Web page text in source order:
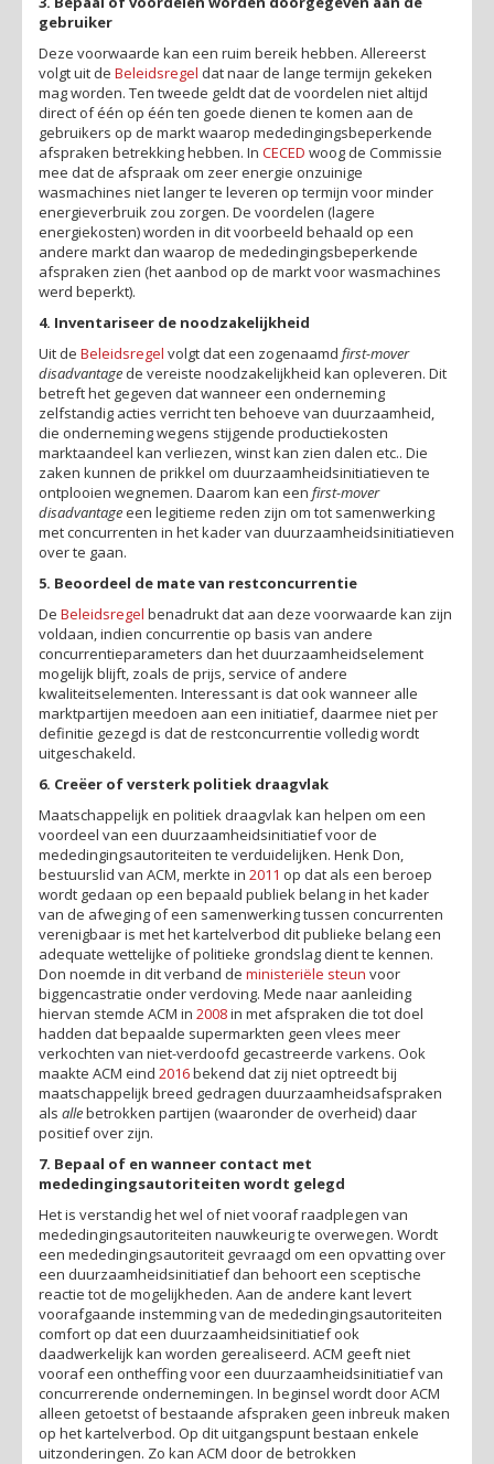
gebruiker
Deze voorwaarde kan een ruim bereik hebben. Allereerst
volgt uit de Beleidsregel dat naar de lange termijn gekeken
mag worden. Ten tweede geldt dat de voordelen niet altijd
direct of één op één ten goede dienen te komen aan de
gebruikers op de markt waarop mededingingsbeperkende
afspraken betrekking hebben. In CECED woog de Commissie
mee dat de afspraak om zeer energie onzuinige
wasmachines niet langer te leveren op termijn voor minder
energieverbruik zou zorgen. De voordelen (lagere
energiekosten) worden in dit voorbeeld behaald op een
andere markt dan waarop de mededingingsbeperkende
afspraken zien (het aanbod op de markt voor wasmachines
werd beperkt).
4. Inventariseer de noodzakelijkheid
Uit de Beleidsregel volgt dat een zogenaamd first-mover
disadvantage de vereiste noodzakelijkheid kan opleveren. Dit
betreft het gegeven dat wanneer een onderneming
zelfstandig acties verricht ten behoeve van duurzaamheid,
die onderneming wegens stijgende productiekosten
marktaandeel kan verliezen, winst kan zien dalen etc.. Die
zaken kunnen de prikkel om duurzaamheidsinitiatieven te
ontplooien wegnemen. Daarom kan een first-mover
disadvantageeen legitieme reden zijn om tot samenwerking
met concurrenten in het kader van duurzaamheidsinitiatieven
over te gaan.
5. Beoordeel de mate van restconcurrentie
De Beleidsregel benadrukt dat aan deze voorwaarde kan zijn
voldaan, indien concurrentie op basis van andere
concurrentieparameters dan het duurzaamheidselement
mogelijk blijft, zoals de prijs, service of andere
kwaliteitselementen. Interessant is dat ook wanneer alle
marktpartijen meedoen aan een initiatief, daarmee niet per
definitie gezegd is dat de restconcurrentie volledig wordt
uitgeschakeld.
6. Creëer of versterk politiek draagvlak
Maatschappelijk en politiek draagvlak kan helpen om een
voordeel van een duurzaamheidsinitiatief voor de
mededingingsautoriteiten te verduidelijken. Henk Don,
bestuurslid van ACM, merkte in 2011 op dat als een beroep
wordt gedaan op een bepaald publiek belang in het kader
van de afweging of een samenwerking tussen concurrenten
verenigbaar is met het kartelverbod dit publieke belang een
adequate wettelijke of politieke grondslag dient te kennen.
Don noemde in dit verband de ministeriële steun voor
biggencastratie onder verdoving. Mede naar aanleiding
hiervan stemde ACM in 2008in met afspraken die tot doel
hadden dat bepaalde supermarkten geen vlees meer
verkochten van niet-verdoofd gecastreerde varkens. Ook
maakte ACM eind 2016bekend dat zij niet optreedt bij
maatschappelijk breed gedragen duurzaamheidsafspraken
als allebetrokken partijen (waaronder de overheid) daar
positief over zijn.
7. Bepaal of en wanneer contact met
mededingingsautoriteiten wordt gelegd
Het is verstandig het wel of niet vooraf raadplegen van
mededingingsautoriteiten nauwkeurig te overwegen. Wordt
een mededingingsautoriteit gevraagd om een opvatting over
een duurzaamheidsinitiatief dan behoort een sceptische
reactie tot de mogelijkheden. Aan de andere kant levert
voorafgaande instemming van de mededingingsautoriteiten
comfort op dat een duurzaamheidsinitiatief ook
daadwerkelijk kan worden gerealiseerd. ACM geeft niet
vooraf een ontheffing voor een duurzaamheidsinitiatief van
concurrerende ondernemingen. In beginsel wordt door ACM
alleen getoetst of bestaande afspraken geen inbreuk maken
op het kartelverbod. Op dit uitgangspunt bestaan enkele
uitzonderingen. Zo kan ACM door de betrokken